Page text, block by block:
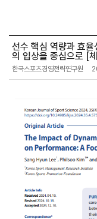
선수 핵심 역량과 효
의 입상을 중심으로 [
한국스포츠경영전략연구원